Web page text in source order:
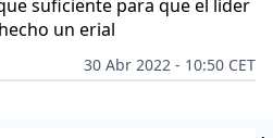
suficiente para que el líder
un erial
30 Abr 2022 - 10:50 CET